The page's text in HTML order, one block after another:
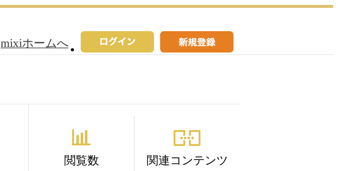
mixiホームへ
閲覧数 関連コンテンツ